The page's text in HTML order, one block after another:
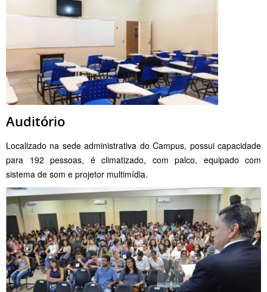
Auditório
Localizado na sede administrativa do Campus, possui capacidade
para 192 pessoas, é climatizado, com palco, equipado com
sistema de som e projetor multimídia.